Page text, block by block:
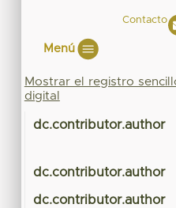
Contacto
Menú
Mostrar el registro
digital
dc.contributor.author
dc.contributor.author
dc.contributor.author